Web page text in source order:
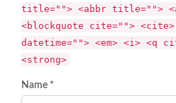
title=""> <abbr title="">
<blockquote cite=""> <cite>
datetime=""> <em> <i> <q
<strong>
Name *